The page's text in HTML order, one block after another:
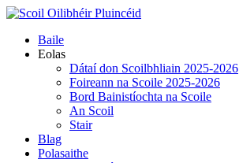
Skip
content
Primary
Menu
Baile
Eolas
Dátaí don Scoilbhliain 2025-2026
Foireann na Scoile 2025-2026
Bord Bainistíochta na Scoile
An Scoil
Stair
Blag
Polasaithe